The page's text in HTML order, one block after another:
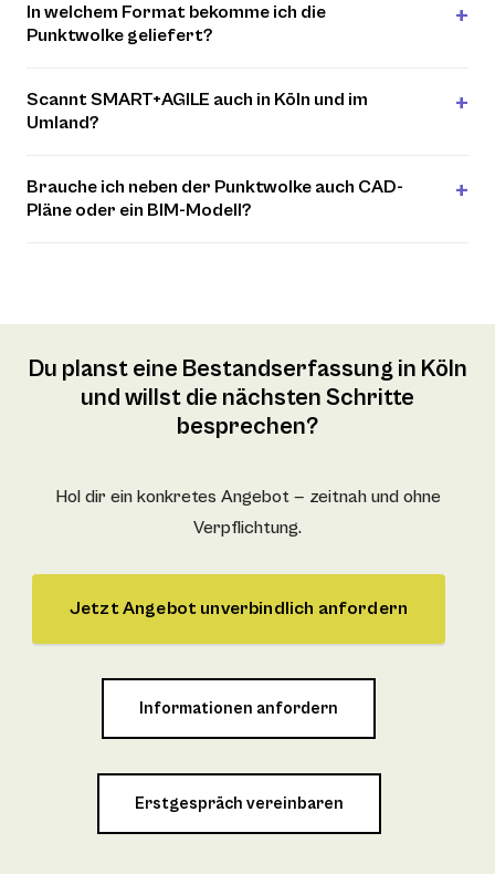
In welchem Format bekomme ich die
Punktwolke geliefert?
Scannt SMART+AGILE auch in Köln und im
Umland?
Brauche ich neben der Punktwolke auch CAD-
Pläne oder ein BIM-Modell?
Du planst eine Bestandserfassung in Köln
und willst die nächsten Schritte
besprechen?
Hol dir ein konkretes Angebot — zeitnah und ohne
Verpflichtung.
Jetzt Angebot unverbindlich anfordern
Informationen anfordern
Erstgespräch vereinbaren